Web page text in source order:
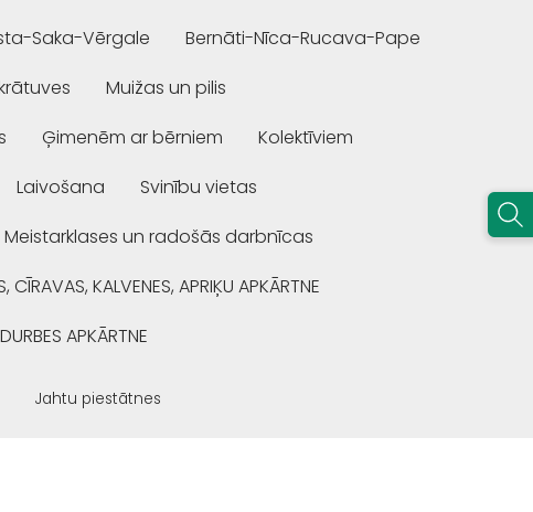
Saka-Vērgale
Bernāti-Nīca-Rucava-Pape
Muižas un pilis
Ģimenēm ar bērniem
Kolektīviem
Laivošana
Svinību vietas
Meistarklases un radošās darbnīcas
CĪRAVAS, KALVENES, APRIĶU APKĀRTNE
APKĀRTNE
Jahtu piestātnes